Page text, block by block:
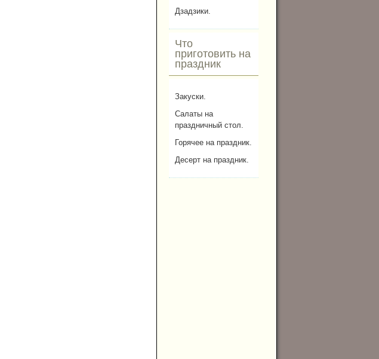
Дзадзики.
Что
приготовить на
праздник
Закуски.
Салаты на
праздничный стол.
Горячее на праздник.
Десерт на праздник.